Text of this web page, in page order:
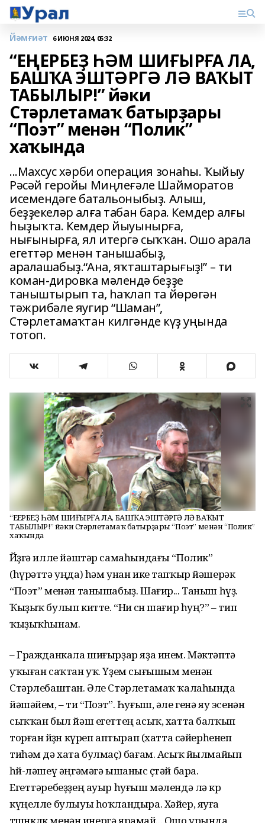
Йәмғиәт 6 ИЮНЯ 2024, 05:32
“ЕҢЕРБЕҘ ҺӘМ ШИҒЫРҒА ЛА,
БАШҠА ЭШТӘРГӘ ЛӘ ВАҠЫТ
ТАБЫЛЫР!” йәки
Стәрлетамаҡ батырҙары
“Поэт” менән “Полик”
хаҡында
...Махсус хәрби операция зонаһы. Ҡыйыу
Рәсәй геройы Миңлеғәле Шайморатов
исемендәге батальоныбыҙ. Алыш,
беҙҙекеләр алға табан бара. Кемдер алғы
һыҙыҡта. Кемдер йыуынырға,
нығынырға, ял итергә сыҡҡан. Ошо арала
егеттәр менән танышабыҙ,
аралашабыҙ.“Ана, яҡташтарығыҙ!” – ти
коман-дировка мәлендә беҙҙе
таныштырып та, һаҡлап та йөрөгән
тәжрибәле яугир “Шаман”,
Стәрлетамаҡтан килгәнде күҙ уңында
тотоп.
“ЕҢЕРБЕҘ ҺӘМ ШИҒЫРҒА ЛА, БАШҠА ЭШТӘРГӘ ЛӘ ВАҠЫТ
ТАБЫЛЫР!” йәки Стәрлетамаҡ батырҙары “Поэт” менән “Полик”
хаҡында
Йөҙгә илле йәштәр самаһындағы “Полик”
(һүрәттә уңда) һәм унан ике тапҡыр йәшерәк
“Поэт” менән танышабыҙ. Шағир... Таныш һүҙ.
Ҡыҙыҡ булып китте. “Ни өсөн шағир һуң?” – тип
ҡыҙыҡһынам.
– Гражданкала шиғырҙар яҙа инем. Мәктәптә
уҡыған саҡтан уҡ. Үҙем сығышым менән
Стәрлебаштан. Әле Стәрлетамаҡ ҡалаһында
йәшәйем, – ти “Поэт”. Һуғыш, әле генә яу эсенән
сыҡҡан был йәш егеттең асыҡ, хатта балҡып
торған йөҙөн күреп аптырап (хатта сәйерһенеп
тиһәм дә хата булмаҫ) бағам. Асыҡ йылмайып
һөй-ләшеү әңгәмәгә ышаныс өҫтәй бара.
Егеттәребеҙҙең ауыр һуғыш мәлендә лә көр
күңелле булыуы һоҡландыра. Хәйер, яуға